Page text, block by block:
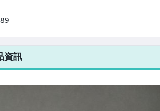
38元
筆優惠無限次！
資訊